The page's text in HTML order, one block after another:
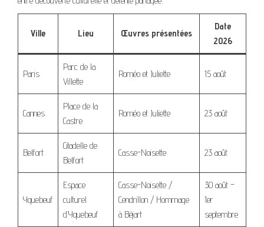
Ville Lieu Œuvres présentées
Date
2026
Paris
Parc de la
Villette
Roméo et Juliette 15 août
Cannes
Place de la
Castre
Roméo et Juliette 23 août
Belfort
Citadelle de
Belfort
Casse-Noisette 23 août
Yquebeuf
Espace
culturel
d’Yquebeuf
Casse-Noisette /
Cendrillon / Hommage
à Béjart
30 août –
1er
septembre